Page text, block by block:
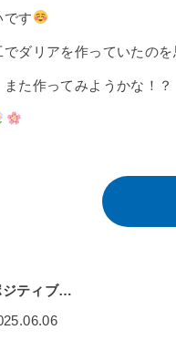
です
ダリアを作っていたの
た作ってみようかな！？
ジティブ…